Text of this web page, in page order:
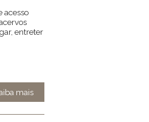
acesso
entreter
mais